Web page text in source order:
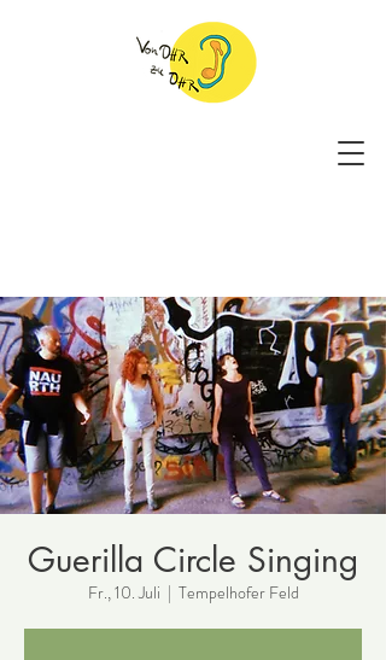
Guerilla Circle Singing
Fr., 10. Juli
  |
Tempelhofer Feld